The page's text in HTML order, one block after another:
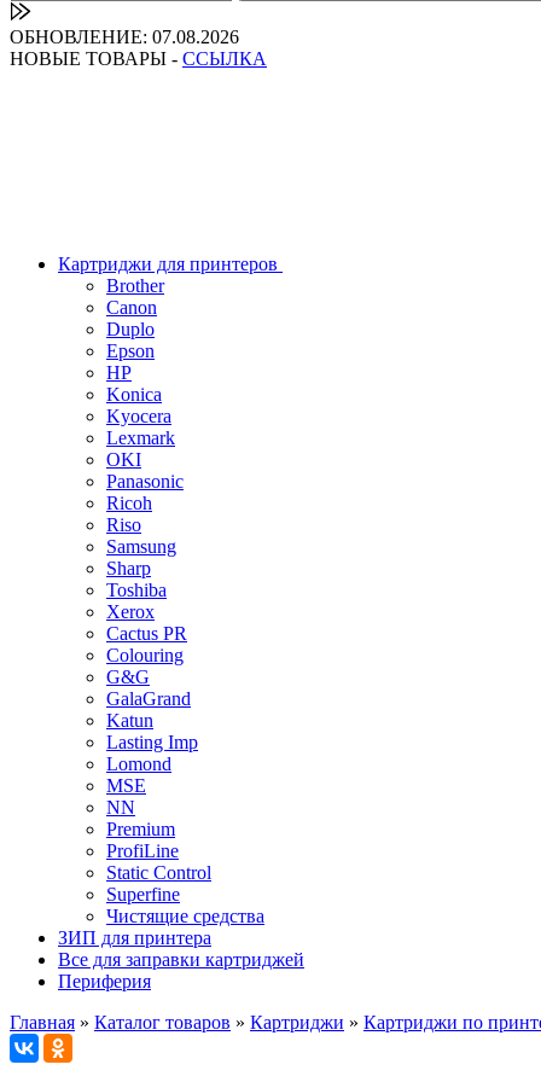
ОБНОВЛЕНИЕ: 07.08.2026
НОВЫЕ ТОВАРЫ - ССЫЛКА
Картриджи для принтеров
Brother
Canon
Duplo
Epson
HP
Konica
Kyocera
Lexmark
OKI
Panasonic
Ricoh
Riso
Samsung
Sharp
Toshiba
Xerox
Cactus PR
Colouring
G&G
GalaGrand
Katun
Lasting Imp
Lomond
MSE
NN
Premium
ProfiLine
Static Control
Superfine
Чистящие средства
ЗИП для принтера
Все для заправки картриджей
Периферия
Главная » Каталог товаров » Картриджи » Картриджи по